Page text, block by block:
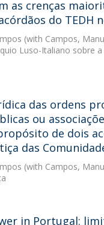
as crenças
do TEDH
(with Campos,
Luso-Italiano sobre a
das ordens
ou
de dois
das
(with Campos,
in Portugal: